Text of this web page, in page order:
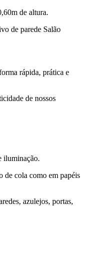
de altura.
de parede Salão
rápida, prática e
de nossos
iluminação.
de cola como em papéis
azulejos, portas,